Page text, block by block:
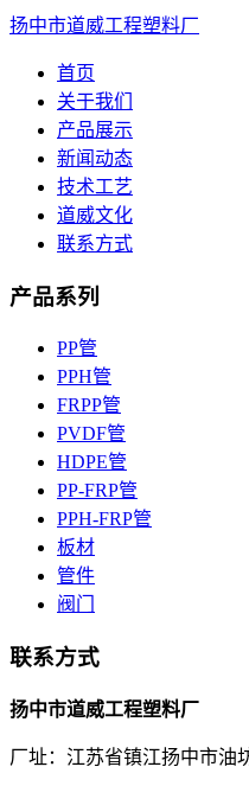
扬中市道威工程塑料厂
首页
关于我们
产品展示
新闻动态
技术工艺
道威文化
联系方式
产品系列
PP管
PPH管
FRPP管
PVDF管
HDPE管
PP-FRP管
PPH-FRP管
板材
管件
阀门
联系方式
扬中市道威工程塑料厂
厂址：江苏省镇江扬中市油